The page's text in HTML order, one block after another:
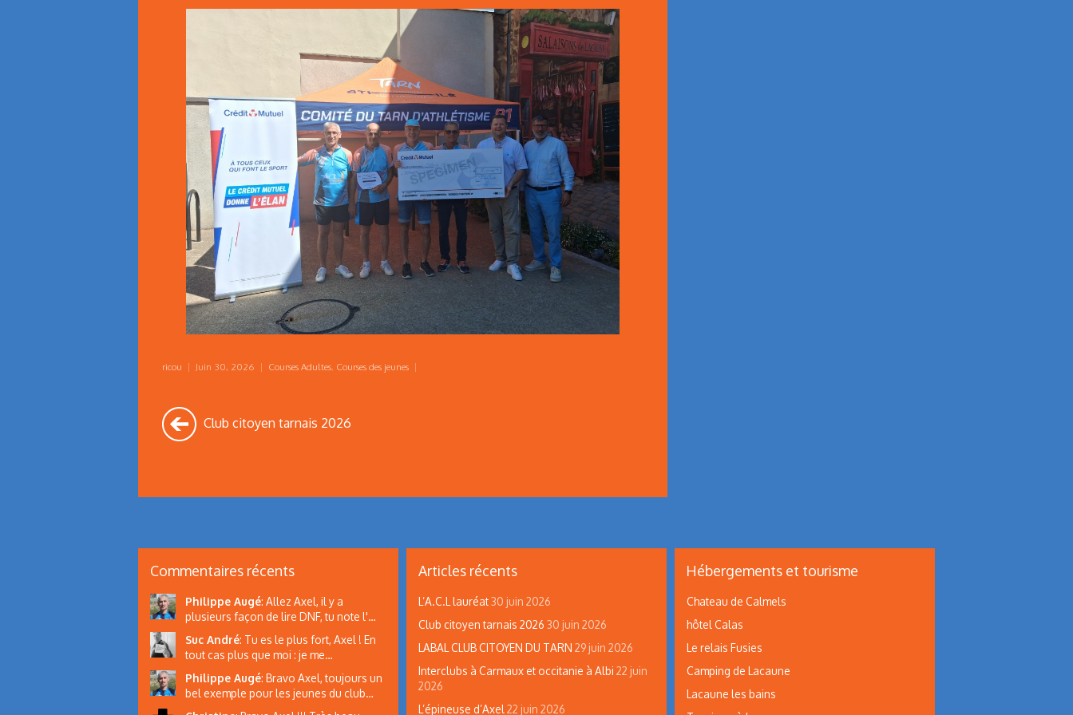
ricou | Juin 30, 2026 | Courses Adultes, Courses des jeunes |
Club citoyen tarnais 2026
Commentaires récents
Philippe Augé: Allez Axel, il y a
plusieurs façon de lire DNF, tu note l'…
Suc André: Tu es le plus fort, Axel ! En
tout cas plus que moi : je me…
Philippe Augé: Bravo Axel, toujours un
bel exemple pour les jeunes du club…
Articles récents
L’A.C.L lauréat30 juin 2026
Club citoyen tarnais 2026 30 juin 2026
LABAL CLUB CITOYEN DU TARN 29 juin 2026
Interclubs à Carmaux et occitanie à Albi 22 juin
2026
L’épineuse d’Axel 22 juin 2026
Hébergements et tourisme
Chateau de Calmels
hôtel Calas
Le relais Fusies
Camping de Lacaune
Lacaune les bains